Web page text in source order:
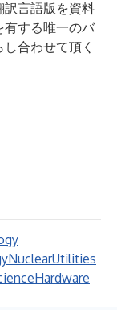
訳言語版を資料
有する唯一のバ
合わせて頂く
NuclearUtilities
Hardware